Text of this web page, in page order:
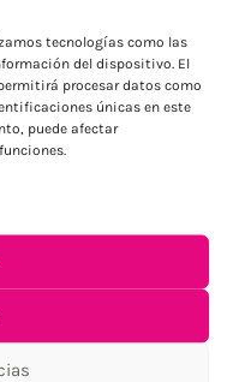
tecnologías como las
del dispositivo. El
procesar datos como
únicas en este
puede afectar
objetivo